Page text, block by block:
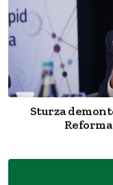
Sturza